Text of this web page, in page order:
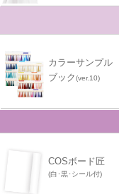
カラーサンプル
ブック(ver.10)
COSボード匠
(白･黒･シール付)